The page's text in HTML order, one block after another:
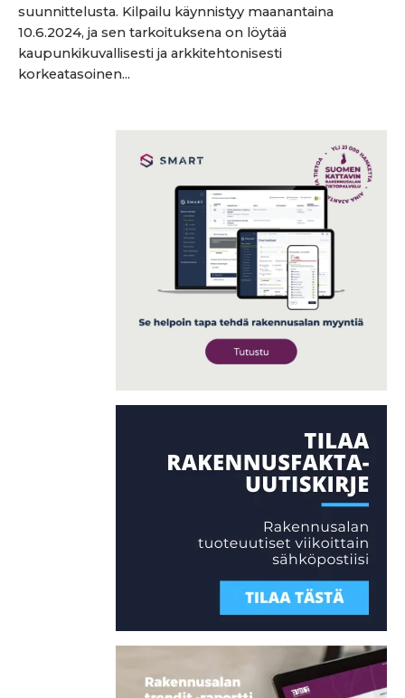
suunnittelusta. Kilpailu käynnistyy maanantaina
10.6.2024, ja sen tarkoituksena on löytää
kaupunkikuvallisesti ja arkkitehtonisesti
korkeatasoinen...